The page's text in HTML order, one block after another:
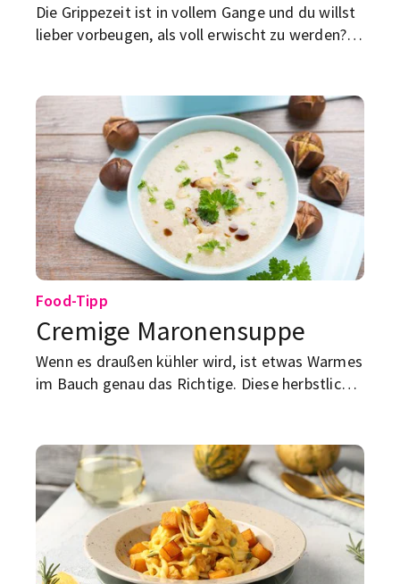
Die Grippezeit ist in vollem Gange und du willst
lieber vorbeugen, als voll erwischt zu werden?
Food-Tipp
Cremige Maronensuppe
Wenn es draußen kühler wird, ist etwas Warmes
im Bauch genau das Richtige. Diese herbstliche
einem langen Unitag.